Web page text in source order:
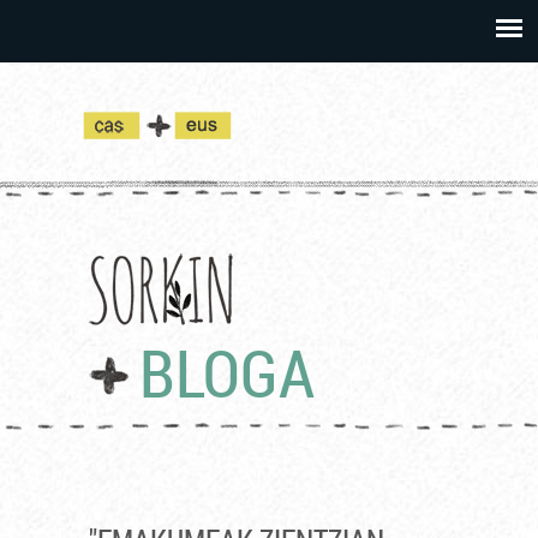
BLOGA